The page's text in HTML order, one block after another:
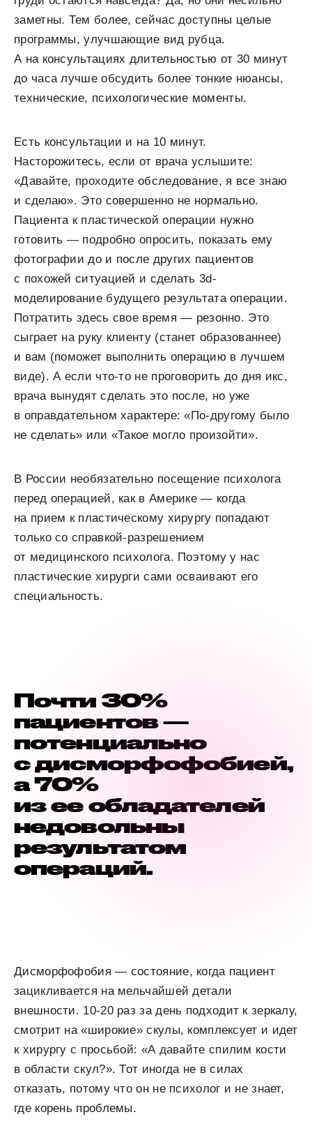
заметны. Тем более, сейчас доступны целые
программы, улучшающие вид рубца.
А на консультациях длительностью от 30 минут
до часа лучше обсудить более тонкие нюансы,
технические, психологические моменты.
Есть консультации и на 10 минут.
Насторожитесь, если от врача услышите:
«Давайте, проходите обследование, я все знаю
и сделаю». Это совершенно не нормально.
Пациента к пластической операции нужно
готовить — подробно опросить, показать ему
фотографии до и после других пациентов
с похожей ситуацией и сделать 3d-
моделирование будущего результата операции.
Потратить здесь свое время — резонно. Это
сыграет на руку клиенту (станет образованнее)
и вам (поможет выполнить операцию в лучшем
виде). А если что-то не проговорить до дня икс,
врача вынудят сделать это после, но уже
в оправдательном характере: «По-другому было
не сделать» или «Такое могло произойти».
В России необязательно посещение психолога
перед операцией, как в Америке — когда
на прием к пластическому хирургу попадают
только со справкой-разрешением
от медицинского психолога. Поэтому у нас
пластические хирурги сами осваивают его
специальность.
Почти 30%
пациентов —
потенциально
с дисморфофобией,
а 70%
из ее обладателей
недовольны
результатом
операций.
Дисморфофобия — состояние, когда пациент
зацикливается на мельчайшей детали
внешности. 10-20 раз за день подходит к зеркалу,
смотрит на «широкие» скулы, комплексует и идет
к хирургу с просьбой: «А давайте спилим кости
в области скул?». Тот иногда не в силах
отказать, потому что он не психолог и не знает,
где корень проблемы.